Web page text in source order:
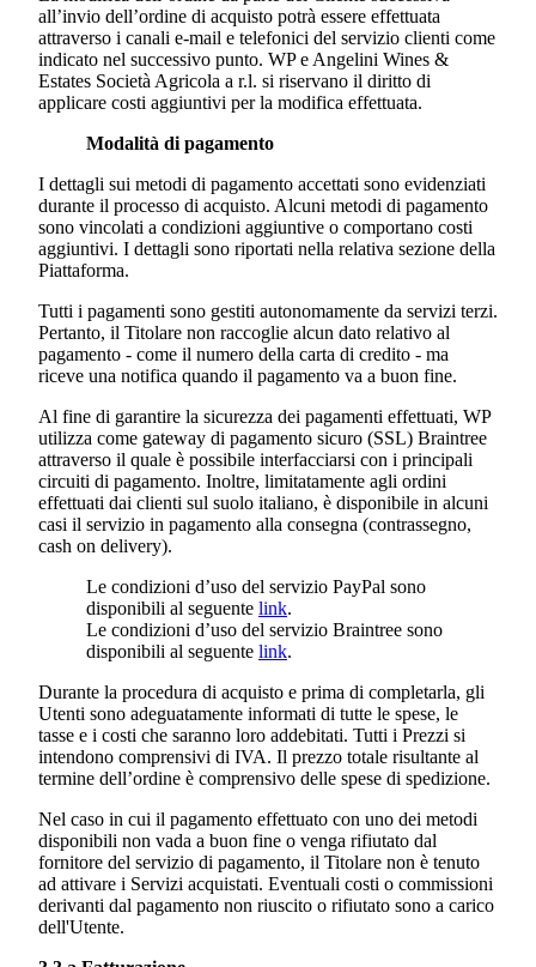
all’invio dell’ordine di acquisto potrà essere effettuata
attraverso i canali e-mail e telefonici del servizio clienti come
indicato nel successivo punto. WP e Angelini Wines &
Estates Società Agricola a r.l. si riservano il diritto di
applicare costi aggiuntivi per la modifica effettuata.
Modalità di pagamento
I dettagli sui metodi di pagamento accettati sono evidenziati
durante il processo di acquisto. Alcuni metodi di pagamento
sono vincolati a condizioni aggiuntive o comportano costi
aggiuntivi. I dettagli sono riportati nella relativa sezione della
Piattaforma.
Tutti i pagamenti sono gestiti autonomamente da servizi terzi.
Pertanto, il Titolare non raccoglie alcun dato relativo al
pagamento - come il numero della carta di credito - ma
riceve una notifica quando il pagamento va a buon fine.
Al fine di garantire la sicurezza dei pagamenti effettuati, WP
utilizza come gateway di pagamento sicuro (SSL) Braintree
attraverso il quale è possibile interfacciarsi con i principali
circuiti di pagamento. Inoltre, limitatamente agli ordini
effettuati dai clienti sul suolo italiano, è disponibile in alcuni
casi il servizio in pagamento alla consegna (contrassegno,
cash on delivery).
Le condizioni d’uso del servizio PayPal sono
disponibili al seguente link.
Le condizioni d’uso del servizio Braintree sono
disponibili al seguente link.
Durante la procedura di acquisto e prima di completarla, gli
Utenti sono adeguatamente informati di tutte le spese, le
tasse e i costi che saranno loro addebitati. Tutti i Prezzi si
intendono comprensivi di IVA. Il prezzo totale risultante al
termine dell’ordine è comprensivo delle spese di spedizione.
Nel caso in cui il pagamento effettuato con uno dei metodi
disponibili non vada a buon fine o venga rifiutato dal
fornitore del servizio di pagamento, il Titolare non è tenuto
ad attivare i Servizi acquistati. Eventuali costi o commissioni
derivanti dal pagamento non riuscito o rifiutato sono a carico
dell'Utente.